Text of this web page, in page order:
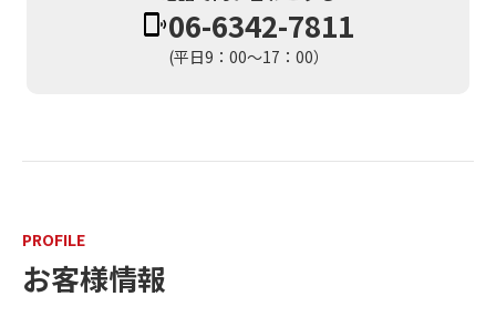
06-6342-7811
(平日9：00～17：00）
PROFILE
お客様情報